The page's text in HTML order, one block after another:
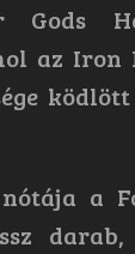
Gods
az Iron
a